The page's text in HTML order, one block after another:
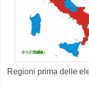
Regioni prima delle